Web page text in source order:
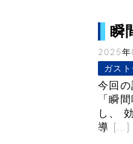
瞬
2025年
ガスト
今回
「瞬
し、
導 […]